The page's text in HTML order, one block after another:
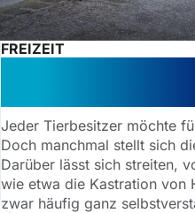
FREIZEIT
Jeder Tierbesitzer möchte
Doch manchmal stellt sich
Darüber lässt sich streiten,
wie etwa die Kastration von
zwar häufig ganz